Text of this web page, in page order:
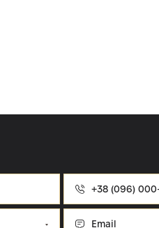
Номер
телефону